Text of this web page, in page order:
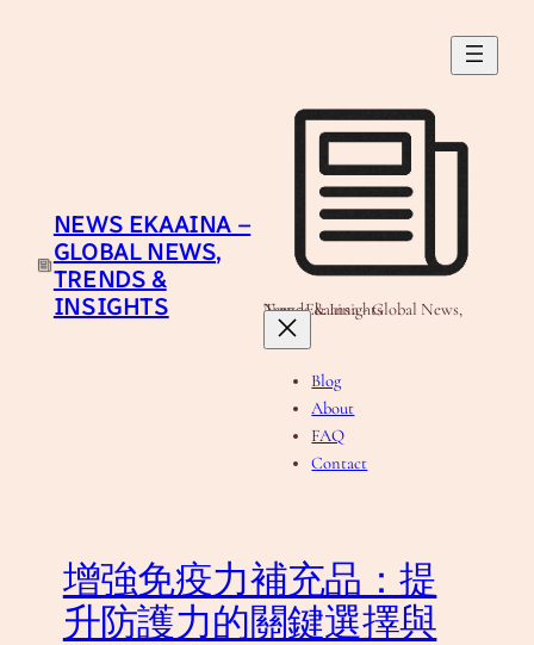
NEWS EKAAINA –
GLOBAL NEWS,
TRENDS &
INSIGHTS
News Ekaaina - Global News, Trends & Insights
Blog
About
FAQ
Contact
增強免疫力補充品：提
升防護力的關鍵選擇與